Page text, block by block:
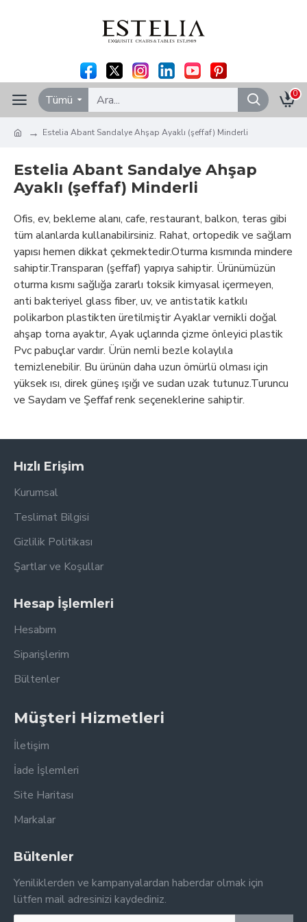
Tümü 0
Estelia Abant Sandalye Ahşap Ayaklı (şeffaf) Minderli
Estelia Abant Sandalye Ahşap
Ayaklı (şeffaf) Minderli
Ofis, ev, bekleme alanı, cafe, restaurant, balkon, teras gibi
tüm alanlarda kullanabilirsiniz. Rahat, ortopedik ve sağlam
yapısı hemen dikkat çekmektedir.Oturma kısmında mindere
sahiptir.Transparan (şeffaf) yapıya sahiptir. Ürünümüzün
oturma kısmı sağlığa zararlı toksik kimyasal içermeyen,
anti bakteriyel glass fiber, uv, ve antistatik katkılı
polikarbon plastikten üretilmiştir Ayaklar vernikli doğal
ahşap torna ayaktır, Ayak uçlarında çizme önleyici plastik
Pvc pabuçlar vardır. Ürün nemli bezle kolaylıla
temizlenebilir. Bu ürünün daha uzun ömürlü olması için
yüksek ısı, direk güneş ışığı ve sudan uzak tutunuz.Turuncu
ve Saydam ve Şeffaf renk seçeneklerine sahiptir.
Hızlı Erişim
Kurumsal
Teslimat Bilgisi
Gizlilik Politikası
Şartlar ve Koşullar
Hesap İşlemleri
Hesabım
Siparişlerim
Bültenler
Müşteri Hizmetleri
İletişim
İade İşlemleri
Site Haritası
Markalar
Bültenler
Yeniliklerden ve kampanyalardan haberdar olmak için
lütfen mail adresinizi kaydediniz.